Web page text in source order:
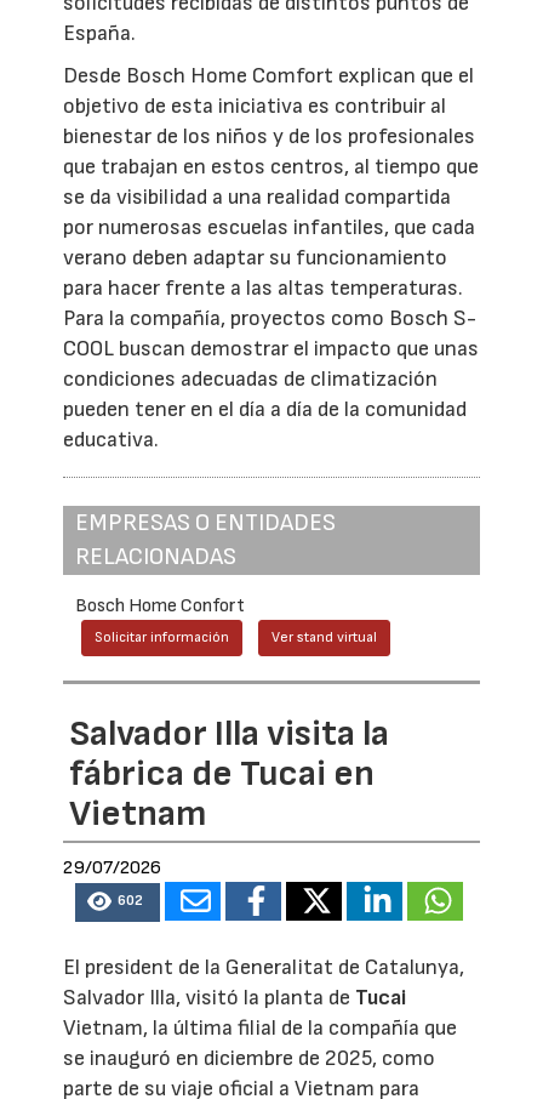
España.
Desde Bosch Home Comfort explican que el
objetivo de esta iniciativa es contribuir al
bienestar de los niños y de los profesionales
que trabajan en estos centros, al tiempo que
se da visibilidad a una realidad compartida
por numerosas escuelas infantiles, que cada
verano deben adaptar su funcionamiento
para hacer frente a las altas temperaturas.
Para la compañía, proyectos como Bosch S-
COOL buscan demostrar el impacto que unas
condiciones adecuadas de climatización
pueden tener en el día a día de la comunidad
educativa.
EMPRESAS O ENTIDADES
RELACIONADAS
Bosch Home Confort
Solicitar información Ver stand virtual
Salvador Illa visita la
fábrica de Tucai en
Vietnam
29/07/2026
602
El president de la Generalitat de Catalunya,
Salvador Illa, visitó la planta de Tucai
Vietnam, la última filial de la compañía que
se inauguró en diciembre de 2025, como
parte de su viaje oficial a Vietnam para